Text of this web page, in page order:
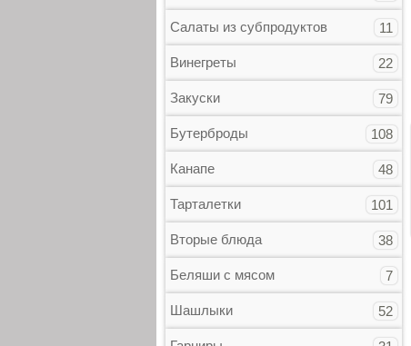
Салаты из субпродуктов 11
Винегреты 22
Закуски 79
Бутерброды 108
Канапе 48
Тарталетки 101
Вторые блюда 38
Беляши с мясом 7
Шашлыки 52